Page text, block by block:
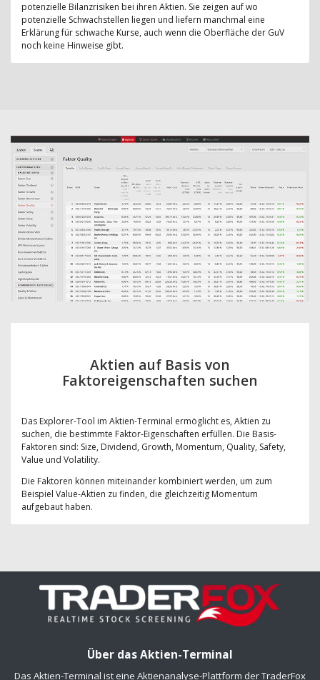
potenzielle Bilanzrisiken bei ihren Aktien. Sie zeigen auf wo
potenzielle Schwachstellen liegen und liefern manchmal eine
Erklärung für schwache Kurse, auch wenn die Oberfläche der GuV
noch keine Hinweise gibt.
Aktien auf Basis von
Faktoreigenschaften suchen
Das Explorer-Tool im Aktien-Terminal ermöglicht es, Aktien zu
suchen, die bestimmte Faktor-Eigenschaften erfüllen. Die Basis-
Faktoren sind: Size, Dividend, Growth, Momentum, Quality, Safety,
Value und Volatility.
Die Faktoren können miteinander kombiniert werden, um zum
Beispiel Value-Aktien zu finden, die gleichzeitig Momentum
aufgebaut haben.
Über das Aktien-Terminal
Das Aktien-Terminal ist eine Aktienanalyse-Plattform der TraderFox